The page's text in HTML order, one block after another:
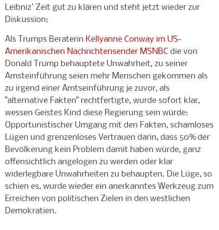
Leibniz' Zeit gut zu klären und steht jetzt wieder zur
Diskussion:
Als Trumps Beraterin Kellyanne Conway im US-
Amerikanischen Nachrichtensender MSNBC die von
Donald Trump behauptete Unwahrheit, zu seiner
Amsteinführung seien mehr Menschen gekommen als
zu irgend einer Amtseinführung je zuvor, als
"alternative Fakten" rechtfertigte, wurde sofort klar,
wessen Geistes Kind diese Regierung sein würde:
Opportunistischer Umgang mit den Fakten, schamloses
Lügen und grenzenloses Vertrauen darin, dass 50% der
Bevölkerung kein Problem damit haben würde, ganz
offensichtlich angelogen zu werden oder klar
widerlegbare Unwahrheiten zu behaupten. Die Lüge, so
schien es, wurde wieder ein anerkanntes Werkzeug zum
Erreichen von politischen Zielen in den westlichen
Demokratien.